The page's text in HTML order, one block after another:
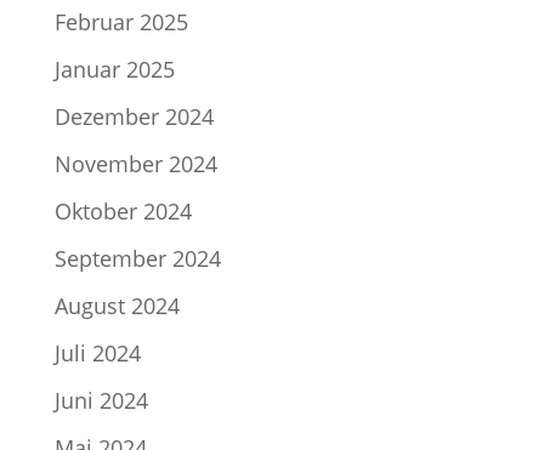
Februar 2025
Januar 2025
Dezember 2024
November 2024
Oktober 2024
September 2024
August 2024
Juli 2024
Juni 2024